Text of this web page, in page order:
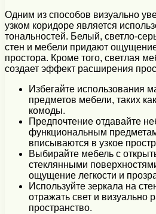
Одним из способов визуально
узком коридоре является
тональностей. Белый, светло-
стен и мебели придают
простора. Кроме того, светлая
создает эффект расширения
Избегайте использования
предметов мебели, таких
комоды.
Предпочтение отдавайте
функциональным
вписываются в узкое
Выбирайте мебель с
стеклянными
ощущение легкости и
Используйте зеркала на
отражать свет и визуально
пространство.